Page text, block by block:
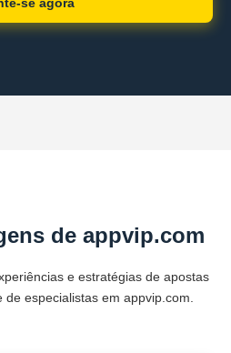
de appvip.com
e estratégias de apostas
especialistas em appvip.com.